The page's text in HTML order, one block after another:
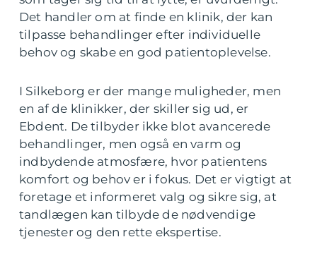
Det handler om at finde en klinik, der kan
tilpasse behandlinger efter individuelle
behov og skabe en god patientoplevelse.
I Silkeborg er der mange muligheder, men
en af de klinikker, der skiller sig ud, er
Ebdent. De tilbyder ikke blot avancerede
behandlinger, men også en varm og
indbydende atmosfære, hvor patientens
komfort og behov er i fokus. Det er vigtigt at
foretage et informeret valg og sikre sig, at
tandlægen kan tilbyde de nødvendige
tjenester og den rette ekspertise.